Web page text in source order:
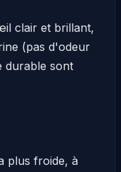
clair et brillant,
(pas d'odeur
durable sont
plus froide, à